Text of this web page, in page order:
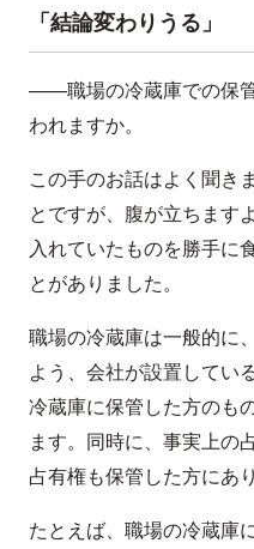
「結論変わりうる」
——職場の冷蔵庫での保
われますか。
この手のお話はよく聞き
とですが、腹が立ちます
入れていたものを勝手に
とがありました。
職場の冷蔵庫は一般的に
よう、会社が設置してい
冷蔵庫に保管した方のも
ます。同時に、事実上の
占有権も保管した方にあ
たとえば、職場の冷蔵庫